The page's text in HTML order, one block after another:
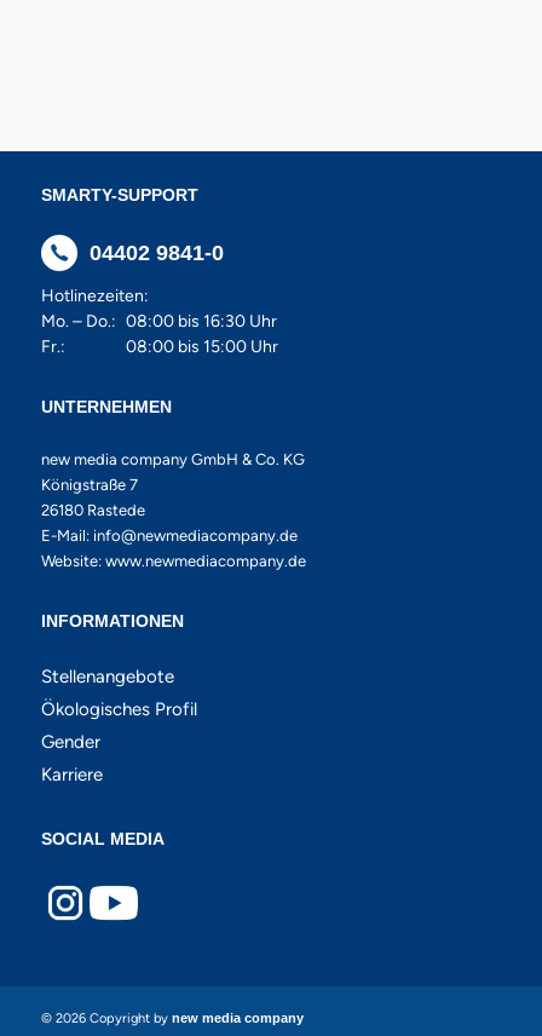
SMARTY-SUPPORT
04402 9841-0
Hotlinezeiten:
Mo. – Do.:
Fr.:
08:00 bis 16:30 Uhr
08:00 bis 15:00 Uhr
UNTERNEHMEN
new media company GmbH & Co. KG
Königstraße 7
26180 Rastede
E-Mail: info@newmediacompany.de
Website: www.newmediacompany.de
INFORMATIONEN
Stellenangebote
Ökologisches Profil
Gender
Karriere
SOCIAL MEDIA
© 2026 Copyright by new media company